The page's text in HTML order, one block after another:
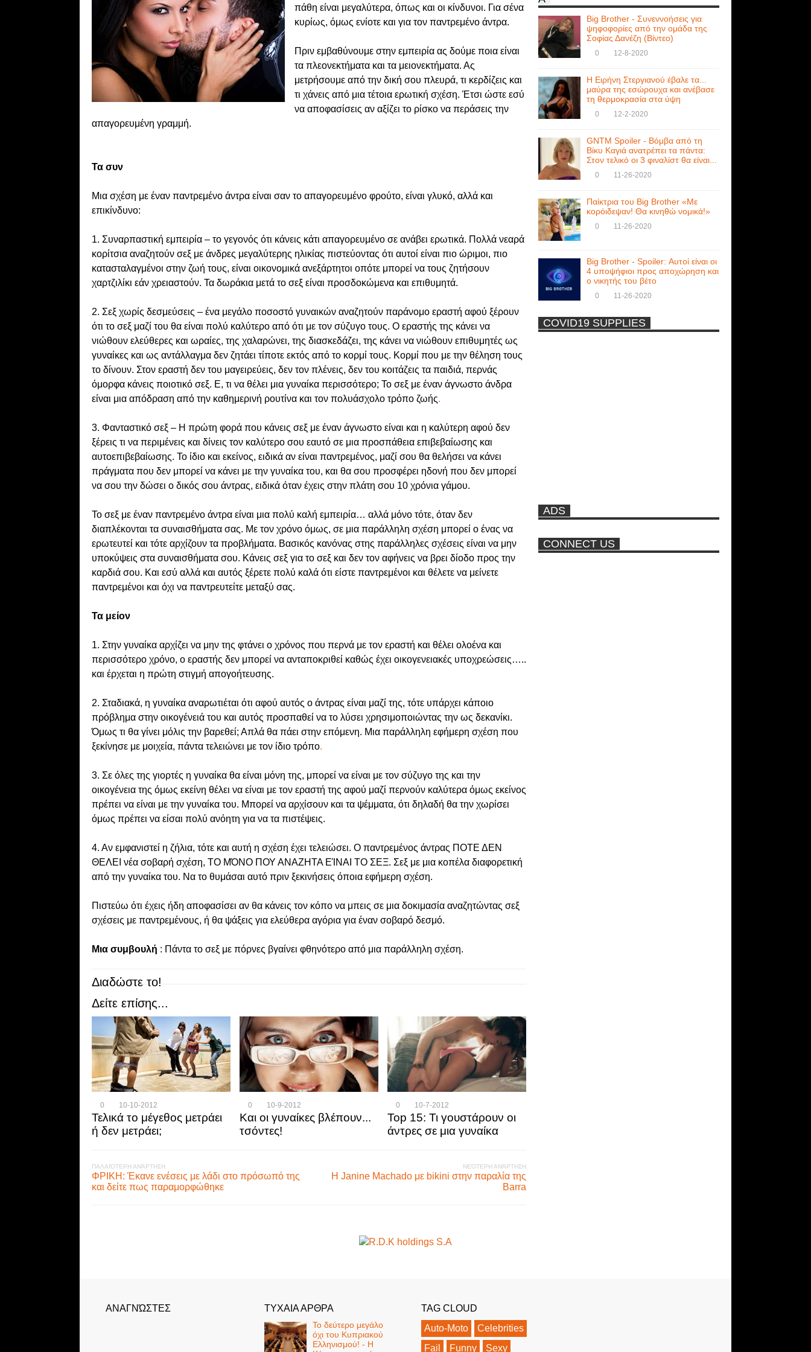
πάθη είναι μεγαλύτερα, όπως και οι κίνδυνοι. Για σένα
κυρίως, όμως ενίοτε και για τον παντρεμένο άντρα.
Πριν εμβαθύνουμε στην εμπειρία ας δούμε ποια είναι
τα πλεονεκτήματα και τα μειονεκτήματα. Ας
μετρήσουμε από την δική σου πλευρά, τι κερδίζεις και
τι χάνεις από μια τέτοια ερωτική σχέση. Έτσι ώστε εσύ
να αποφασίσεις αν αξίζει το ρίσκο να περάσεις την
απαγορευμένη γραμμή.
Τα συν
Μια σχέση με έναν παντρεμένο άντρα είναι σαν το απαγορευμένο φρούτο, είναι γλυκό, αλλά και
επικίνδυνο:
1. Συναρπαστική εμπειρία – το γεγονός ότι κάνεις κάτι απαγορευμένο σε ανάβει ερωτικά. Πολλά νεαρά
κορίτσια αναζητούν σεξ με άνδρες μεγαλύτερης ηλικίας πιστεύοντας ότι αυτοί είναι πιο ώριμοι, πιο
κατασταλαγμένοι στην ζωή τους, είναι οικονομικά ανεξάρτητοι οπότε μπορεί να τους ζητήσουν
χαρτζιλίκι εάν χρειαστούν. Τα δωράκια μετά το σεξ είναι προσδοκώμενα και επιθυμητά.
2. Σεξ χωρίς δεσμεύσεις – ένα μεγάλο ποσοστό γυναικών αναζητούν παράνομο εραστή αφού ξέρουν
ότι το σεξ μαζί του θα είναι πολύ καλύτερο από ότι με τον σύζυγο τους. Ο εραστής της κάνει να
νιώθουν ελεύθερες και ωραίες, της χαλαρώνει, της διασκεδάζει, της κάνει να νιώθουν επιθυμητές ως
γυναίκες και ως αντάλλαγμα δεν ζητάει τίποτε εκτός από το κορμί τους. Κορμί που με την θέληση τους
το δίνουν. Στον εραστή δεν του μαγειρεύεις, δεν τον πλένεις, δεν του κοιτάζεις τα παιδιά, περνάς
όμορφα κάνεις ποιοτικό σεξ. Ε, τι να θέλει μια γυναίκα περισσότερο; Το σεξ με έναν άγνωστο άνδρα
είναι μια απόδραση από την καθημερινή ρουτίνα και τον πολυάσχολο τρόπο ζωής.
3. Φανταστικό σεξ – Η πρώτη φορά που κάνεις σεξ με έναν άγνωστο είναι και η καλύτερη αφού δεν
ξέρεις τι να περιμένεις και δίνεις τον καλύτερο σου εαυτό σε μια προσπάθεια επιβεβαίωσης και
αυτοεπιβεβαίωσης. Το ίδιο και εκείνος, ειδικά αν είναι παντρεμένος, μαζί σου θα θελήσει να κάνει
πράγματα που δεν μπορεί να κάνει με την γυναίκα του, και θα σου προσφέρει ηδονή που δεν μπορεί
να σου την δώσει ο δικός σου άντρας, ειδικά όταν έχεις στην πλάτη σου 10 χρόνια γάμου.
Το σεξ με έναν παντρεμένο άντρα είναι μια πολύ καλή εμπειρία… αλλά μόνο τότε, όταν δεν
διαπλέκονται τα συναισθήματα σας. Με τον χρόνο όμως, σε μια παράλληλη σχέση μπορεί ο ένας να
ερωτευτεί και τότε αρχίζουν τα προβλήματα. Βασικός κανόνας στης παράλληλες σχέσεις είναι να μην
υποκύψεις στα συναισθήματα σου. Κάνεις σεξ για το σεξ και δεν τον αφήνεις να βρει δίοδο προς την
καρδιά σου. Και εσύ αλλά και αυτός ξέρετε πολύ καλά ότι είστε παντρεμένοι και θέλετε να μείνετε
παντρεμένοι και όχι να παντρευτείτε μεταξύ σας.
Τα μείον
1. Στην γυναίκα αρχίζει να μην της φτάνει ο χρόνος που περνά με τον εραστή και θέλει ολοένα και
περισσότερο χρόνο, ο εραστής δεν μπορεί να ανταποκριθεί καθώς έχει οικογενειακές υποχρεώσεις…..
και έρχεται η πρώτη στιγμή απογοήτευσης.
2. Σταδιακά, η γυναίκα αναρωτιέται ότι αφού αυτός ο άντρας είναι μαζί της, τότε υπάρχει κάποιο
πρόβλημα στην οικογένειά του και αυτός προσπαθεί να το λύσει χρησιμοποιώντας την ως δεκανίκι.
Όμως τι θα γίνει μόλις την βαρεθεί; Απλά θα πάει στην επόμενη. Μια παράλληλη εφήμερη σχέση που
ξεκίνησε με μοιχεία, πάντα τελειώνει με τον ίδιο τρόπο.
3. Σε όλες της γιορτές η γυναίκα θα είναι μόνη της, μπορεί να είναι με τον σύζυγο της και την
οικογένεια της όμως εκείνη θέλει να είναι με τον εραστή της αφού μαζί περνούν καλύτερα όμως εκείνος
πρέπει να είναι με την γυναίκα του. Μπορεί να αρχίσουν και τα ψέμματα, ότι δηλαδή θα την χωρίσει
όμως πρέπει να είσαι πολύ ανόητη για να τα πιστέψεις.
4. Αν εμφανιστεί η ζήλια, τότε και αυτή η σχέση έχει τελειώσει. Ο παντρεμένος άντρας ΠΟΤΕ ΔΕΝ
ΘΕΛΕΙ νέα σοβαρή σχέση, ΤΟ ΜΌΝΟ ΠΟΥ ΑΝΑΖΗΤΑ ΕΊΝΑΙ ΤΟ ΣΕΞ. Σεξ με μια κοπέλα διαφορετική
από την γυναίκα του. Να το θυμάσαι αυτό πριν ξεκινήσεις όποια εφήμερη σχέση.
Πιστεύω ότι έχεις ήδη αποφασίσει αν θα κάνεις τον κόπο να μπεις σε μια δοκιμασία αναζητώντας σεξ
σχέσεις με παντρεμένους, ή θα ψάξεις για ελεύθερα αγόρια για έναν σοβαρό δεσμό.
Μια συμβουλή : Πάντα το σεξ με πόρνες βγαίνει φθηνότερο από μια παράλληλη σχέση.
Διαδώστε το!
Δείτε επίσης...
0 10-10-2012
Τελικά το μέγεθος μετράει
ή δεν μετράει;
0 10-9-2012
Και οι γυναίκες βλέπουν...
τσόντες!
0 10-7-2012
Τοp 15: Τι γουστάρουν οι
άντρες σε μια γυναίκα
ΠΑΛΑΙΌΤΕΡΗ ΑΝΆΡΤΗΣΗ
ΦΡΙΚΗ: Έκανε ενέσεις με λάδι στο πρόσωπό της
και δείτε πως παραμορφώθηκε
ΝΕΌΤΕΡΗ ΑΝΆΡΤΗΣΗ
Η Janine Machado με bikini στην παραλία της
Barra
Big Brother - Συνεννοήσεις για
ψηφοφορίες από την ομάδα της
Σοφίας Δανέζη (Βίντεο)
0 12-8-2020
Η Ειρήνη Στεργιανού έβαλε τα...
μαύρα της εσώρουχα και ανέβασε
τη θερμοκρασία στα ύψη
0 12-2-2020
GNTM Spoiler - Βόμβα από τη
Βίκυ Καγιά ανατρέπει τα πάντα:
Στον τελικό οι 3 φιναλίστ θα είναι...
0 11-26-2020
Παίκτρια του Big Brother «Με
κορόιδεψαν! Θα κινηθώ νομικά!»
0 11-26-2020
Big Brother - Spoiler: Αυτοί είναι οι
4 υποψήφιοι προς αποχώρηση και
ο νικητής του βέτο
0 11-26-2020
Η Εύα Λάσκαρη Γυμνή Στο
ποτέ ξανά!
-
COVID19 SUPPLIES
ADS
CONNECT US
ΑΝΑΓΝΏΣΤΕΣ ΤΥΧΑΙΑ ΑΡΘΡΑ
Το δεύτερο μεγάλο
όχι του Κυπριακού
Ελληνισμού! - Η
TAG CLOUD
Auto-Moto
Celebrities
Fail
Funny Sexy